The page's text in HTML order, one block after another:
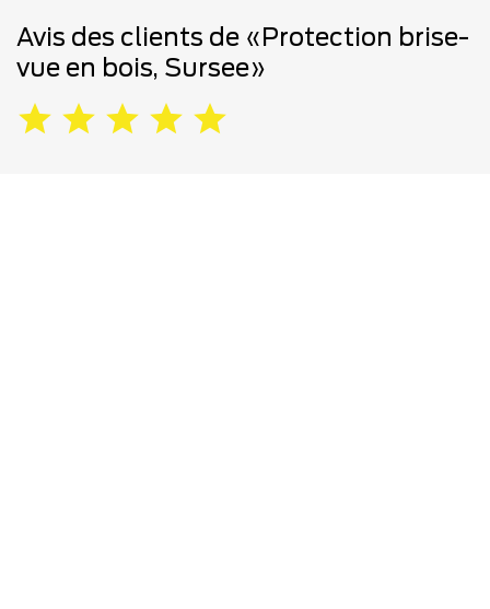
Avis des clients de «Protection brise-
vue en bois, Sursee»